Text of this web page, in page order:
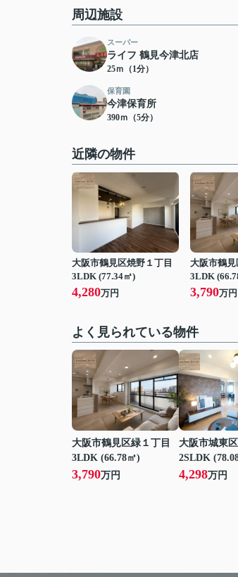
周辺施設
スーパー
ライフ 鶴見今津北店
25ｍ（1分）
保育園
今津保育所
390ｍ（5分）
近隣の物件
大阪市鶴見区焼野１丁目
3LDK (77.34㎡)
4,280万円
大阪市鶴見
3LDK
3,790万円
よく見られている物件
大阪市鶴見区緑１丁目
3LDK (66.78㎡)
3,790万円
大阪市城東
2SLDK
4,298万円